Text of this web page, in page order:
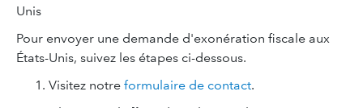
Unis
Pour envoyer une demande d'exonération fiscale aux
États-Unis, suivez les étapes ci-dessous.
Visitez notre formulaire de contact.